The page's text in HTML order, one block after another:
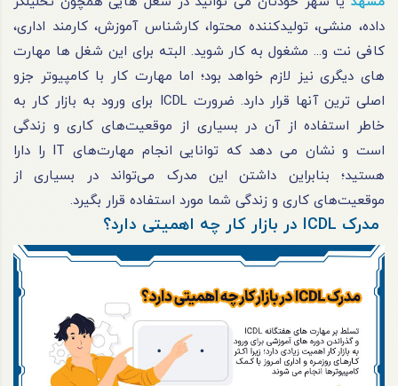
داده، منشی، تولیدکننده محتوا، کارشناس آموزش، کارمند اداری،
کافی نت و... مشغول به کار شوید. البته برای این شغل ها مهارت
های دیگری نیز لازم خواهد بود؛ اما مهارت کار با کامپیوتر جزو
اصلی ترین آنها قرار دارد. ضرورت ICDL برای ورود به بازار کار به
خاطر استفاده از آن در بسیاری از موقعیت‌های کاری و زندگی
است و نشان می دهد که توانایی انجام مهارت‌های IT را دارا
هستید؛ بنابراین داشتن این مدرک می‌تواند در بسیاری از
موقعیت‌های کاری و زندگی شما مورد استفاده قرار بگیرد.
مدرک ICDL در بازار کار چه اهمیتی دارد؟